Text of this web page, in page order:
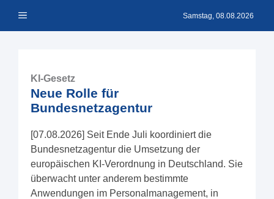
Inhalt Menü Samstag, 08.08.2026
KI-Gesetz
Neue Rolle für
Bundesnetzagentur
[07.08.2026] Seit Ende Juli koordiniert die
Bundesnetzagentur die Umsetzung der
europäischen KI-Verordnung in Deutschland. Sie
überwacht unter anderem bestimmte
Anwendungen im Personalmanagement, in